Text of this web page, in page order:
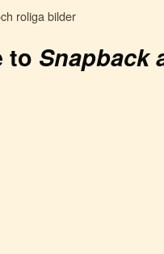
roliga bilder
to Snapback